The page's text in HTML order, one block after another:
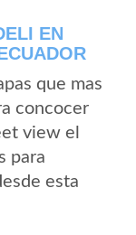
EN
que mas
concocer
view el
para
esta